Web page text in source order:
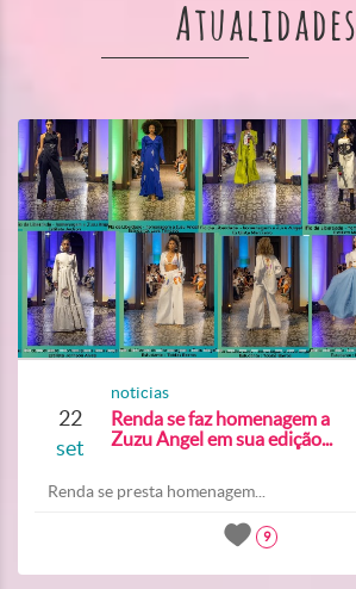
Atualidades
22
set
noticias
Renda se faz homenagem a
Zuzu Angel em sua edição...
Renda se presta homenagem...
9